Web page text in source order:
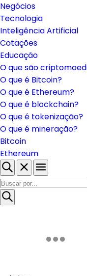
Negócios
Tecnologia
Inteligência Artificial
Cotações
Educação
O que são
O que é Bitcoin?
O que é Ethereum?
O que é blockchain?
O que é tokenização?
O que é mineração?
Bitcoin
Ethereum